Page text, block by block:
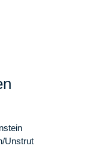
Unstrut